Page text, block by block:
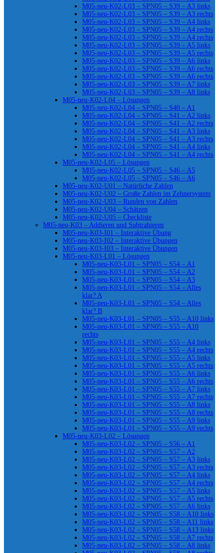
M05-neu-K02-L03 – SPN05 – S39 – A3 links
M05-neu-K02-L03 – SPN05 – S39 – A3 rechts
M05-neu-K02-L03 – SPN05 – S39 – A4 links
M05-neu-K02-L03 – SPN05 – S39 – A4 rechts
M05-neu-K02-L03 – SPN05 – S39 – A4 rechts
M05-neu-K02-L03 – SPN05 – S39 – A5 links
M05-neu-K02-L03 – SPN05 – S39 – A5 rechts
M05-neu-K02-L03 – SPN05 – S39 – A6 links
M05-neu-K02-L03 – SPN05 – S39 – A6 rechts
M05-neu-K02-L03 – SPN05 – S39 – A6 rechts
M05-neu-K02-L03 – SPN05 – S39 – A7 links
M05-neu-K02-L03 – SPN05 – S39 – A8 links
M05-neu-K02-L04 – Lösungen
M05-neu-K02-L04 – SPN05 – S40 – A1
M05-neu-K02-L04 – SPN05 – S41 – A2 links
M05-neu-K02-L04 – SPN05 – S41 – A2 rechts
M05-neu-K02-L04 – SPN05 – S41 – A3 links
M05-neu-K02-L04 – SPN05 – S41 – A3 rechts
M05-neu-K02-L04 – SPN05 – S41 – A4 links
M05-neu-K02-L04 – SPN05 – S41 – A4 rechts
M05-neu-K02-L05 – Lösungen
M05-neu-K02-L05 – SPN05 – S46 – A5
M05-neu-K02-L05 – SPN05 – S46 – A6
M05-neu-K02-U01 – Natürliche Zahlen
M05-neu-K02-U02 – Große Zahlen im Zehnersystem
M05-neu-K02-U03 – Runden von Zahlen
M05-neu-K02-U04 – Schätzen
M05-neu-K02-U05 – Checkliste
M05-neu-K03 – Addieren und Subtrahieren
M05-neu-K03-I01 – Interaktive Übung
M05-neu-K03-I02 – Interaktive Übungen
M05-neu-K03-I03 – Interaktive Übungen
M05-neu-K03-L01 – Lösungen
M05-neu-K03-L01 – SPN05 – S54 – A1
M05-neu-K03-L01 – SPN05 – S54 – A2
M05-neu-K03-L01 – SPN05 – S54 – A3
M05-neu-K03-L01 – SPN05 – S54 – Alles
klar? A
M05-neu-K03-L01 – SPN05 – S54 – Alles
klar? B
M05-neu-K03-L01 – SPN05 – S55 – A10 links
M05-neu-K03-L01 – SPN05 – S55 – A10
rechts
M05-neu-K03-L01 – SPN05 – S55 – A4 links
M05-neu-K03-L01 – SPN05 – S55 – A4 rechts
M05-neu-K03-L01 – SPN05 – S55 – A5 links
M05-neu-K03-L01 – SPN05 – S55 – A5 rechts
M05-neu-K03-L01 – SPN05 – S55 – A6 links
M05-neu-K03-L01 – SPN05 – S55 – A6 rechts
M05-neu-K03-L01 – SPN05 – S55 – A7 links
M05-neu-K03-L01 – SPN05 – S55 – A7 rechts
M05-neu-K03-L01 – SPN05 – S55 – A8 links
M05-neu-K03-L01 – SPN05 – S55 – A8 rechts
M05-neu-K03-L01 – SPN05 – S55 – A9 links
M05-neu-K03-L01 – SPN05 – S55 – A9 rechts
M05-neu-K03-L02 – Lösungen
M05-neu-K03-L02 – SPN05 – S56 – A1
M05-neu-K03-L02 – SPN05 – S57 – A2
M05-neu-K03-L02 – SPN05 – S57 – A3 links
M05-neu-K03-L02 – SPN05 – S57 – A3 rechts
M05-neu-K03-L02 – SPN05 – S57 – A4 links
M05-neu-K03-L02 – SPN05 – S57 – A4 rechts
M05-neu-K03-L02 – SPN05 – S57 – A5 links
M05-neu-K03-L02 – SPN05 – S57 – A5 rechts
M05-neu-K03-L02 – SPN05 – S57 – A6 links
M05-neu-K03-L02 – SPN05 – S58 – A10 links
M05-neu-K03-L02 – SPN05 – S58 – A11 links
M05-neu-K03-L02 – SPN05 – S58 – A13 links
M05-neu-K03-L02 – SPN05 – S58 – A7 rechts
M05-neu-K03-L02 – SPN05 – S58 – A8 links